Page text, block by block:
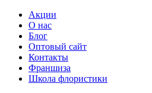
Акции
О нас
Блог
Оптовый сайт
Контакты
Франшиза
Школа флористики